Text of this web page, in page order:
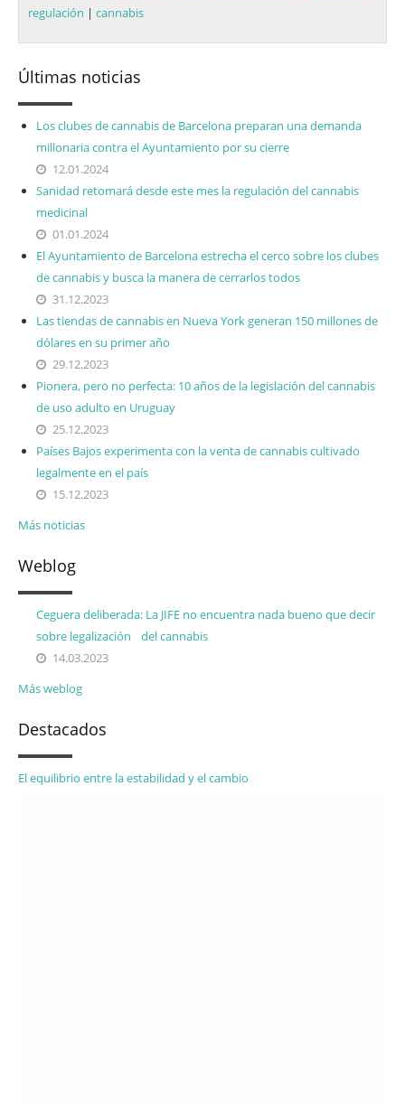
regulación | cannabis
Últimas noticias
Los clubes de cannabis de Barcelona preparan una demanda
millonaria contra el Ayuntamiento por su cierre
12.01.2024
Sanidad retomará desde este mes la regulación del cannabis
medicinal
01.01.2024
El Ayuntamiento de Barcelona estrecha el cerco sobre los clubes
de cannabis y busca la manera de cerrarlos todos
31.12.2023
Las tiendas de cannabis en Nueva York generan 150 millones de
dólares en su primer año
29.12.2023
Pionera, pero no perfecta: 10 años de la legislación del cannabis
de uso adulto en Uruguay
25.12.2023
Países Bajos experimenta con la venta de cannabis cultivado
legalmente en el país
15.12.2023
Más noticias
Weblog
Ceguera deliberada: La JIFE no encuentra nada bueno que decir
sobre legalización del cannabis
14.03.2023
Más weblog
Destacados
El equilibrio entre la estabilidad y el cambio